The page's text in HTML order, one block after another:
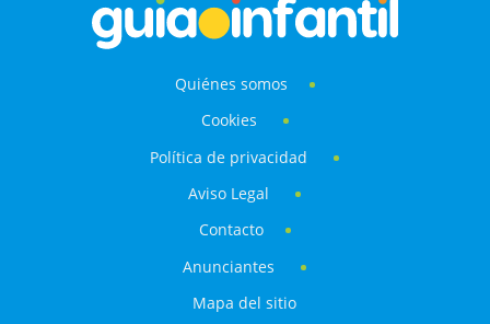
Quiénes somos
Cookies
Política de privacidad
Aviso Legal
Contacto
Anunciantes
Mapa del sitio